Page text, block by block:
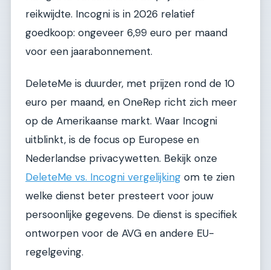
reikwijdte. Incogni is in 2026 relatief
goedkoop: ongeveer 6,99 euro per maand
voor een jaarabonnement.
DeleteMe is duurder, met prijzen rond de 10
euro per maand, en OneRep richt zich meer
op de Amerikaanse markt. Waar Incogni
uitblinkt, is de focus op Europese en
Nederlandse privacywetten. Bekijk onze
DeleteMe vs. Incogni vergelijking om te zien
welke dienst beter presteert voor jouw
persoonlijke gegevens. De dienst is specifiek
ontworpen voor de AVG en andere EU-
regelgeving.